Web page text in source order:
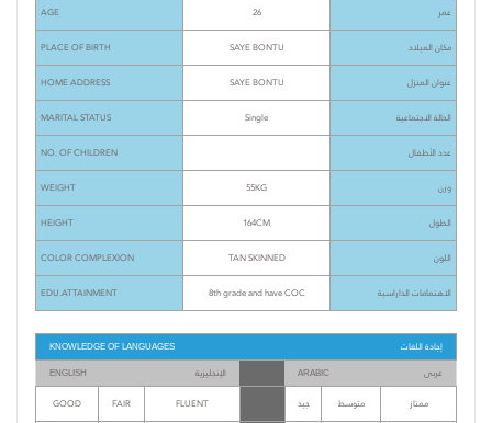
AGE 26 عمر
PLACE OF BIRTH SAYE BONTU مكان الميلاد
HOME ADDRESS SAYE BONTU عنوان المنزل
MARITAL STATUS Single الحالة الاجتماعية
NO. OF CHILDREN عدد الأطفال
WEIGHT 55KG وزن
HEIGHT 164CM الطول
COLOR COMPLEXION TAN SKINNED اللون
EDU.ATTAINMENT 8th grade and have COC الاهتمامات الداراسية
KNOWLEDGE OF LANGUAGES إجادة اللغات
ENGLISH الإنجليزية ARABIC
عربى
GOOD
FAIR FLUENT جيد متوسط ممتاز